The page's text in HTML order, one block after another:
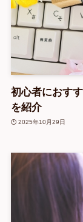
初心者におす
を紹介
2025年10月29日